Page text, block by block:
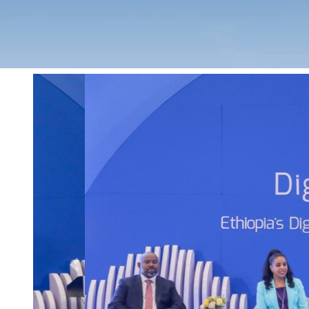
Previous